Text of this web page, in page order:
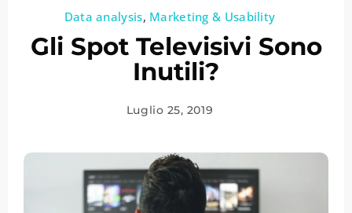
Data analysis, Marketing & Usability
Gli Spot Televisivi Sono
Inutili?
Luglio 25, 2019